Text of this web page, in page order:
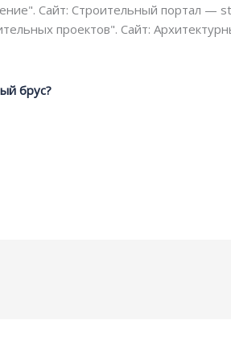
Сайт: Строительный портал —
проектов". Сайт:
брус?